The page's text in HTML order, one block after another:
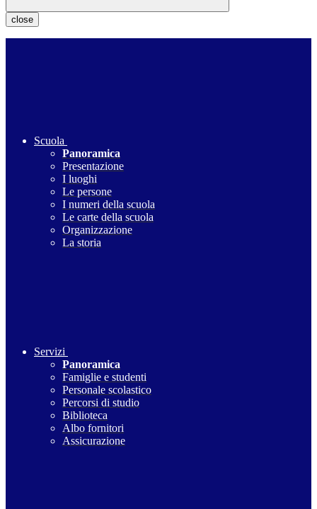
close
Scuola
Panoramica
Presentazione
I luoghi
Le persone
I numeri della scuola
Le carte della scuola
Organizzazione
La storia
Servizi
Panoramica
Famiglie e studenti
Personale scolastico
Percorsi di studio
Biblioteca
Albo fornitori
Assicurazione